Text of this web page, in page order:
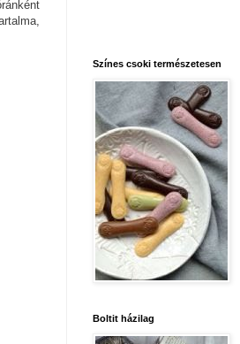
Színes csoki természetesen
Boltit házilag